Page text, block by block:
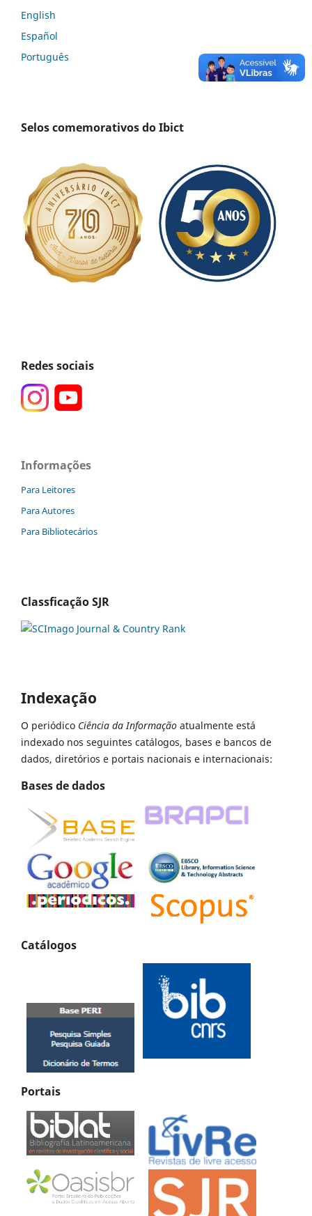
English
Español
Português
Selos comemorativos do Ibict
Redes sociais
Informações
Para Leitores
Para Autores
Para Bibliotecários
Classficação SJR
Indexação
O periódico Ciência da Informação atualmente está
indexado nos seguintes catálogos, bases e bancos de
dados, diretórios e portais nacionais e internacionais:
Bases de dados
Catálogos
Portais